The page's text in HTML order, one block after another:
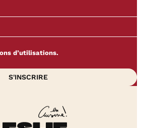
d’utilisations.